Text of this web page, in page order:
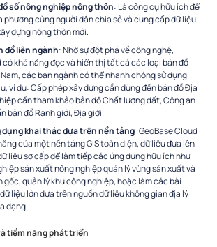
số nông nghiệp nông thôn: Là công cụ hữu ích để
phương cùng người dân chia sẻ và cung cấp dữ liệu
dựng nông thôn mới.
đồ liên ngành: Nhờ sự đột phá về công nghệ,
có khả năng đọc và hiển thị tất cả các loại bản đồ
các ban ngành có thể nhanh chóng sử dụng
ví dụ: Cấp phép xây dựng cần dùng đến bản đồ Địa
cần tham khảo bản đồ Chất lượng đất, Công an
bản đồ Ranh giới, Địa giới.
khai thác dựa trên nền tảng: GeoBase Cloud
của một nền tảng GIS toàn diện, dữ liệu đưa lên
liệu sơ cấp để làm tiếp các ứng dụng hữu ích như
sản xuất nông nghiệp quản lý vùng sản xuất và
gốc, quản lý khu công nghiệp, hoặc làm các bài
liệu lớn dựa trên nguồn dữ liệu không gian địa lý
dạng.
tiềm năng phát triển